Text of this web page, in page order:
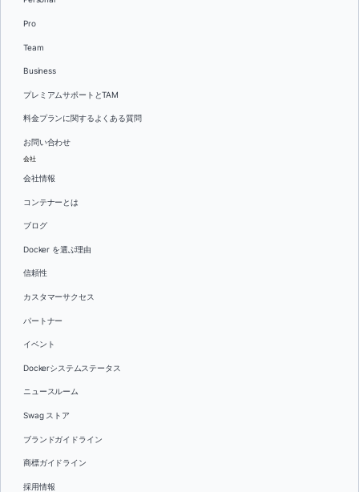
Pro
Team
Business
プレミアムサポートとTAM
料金プランに関するよくある質問
お問い合わせ
会社
会社情報
コンテナーとは
ブログ
Docker を選ぶ理由
信頼性
カスタマーサクセス
パートナー
イベント
Dockerシステムステータス
ニュースルーム
Swag ストア
ブランドガイドライン
商標ガイドライン
採用情報